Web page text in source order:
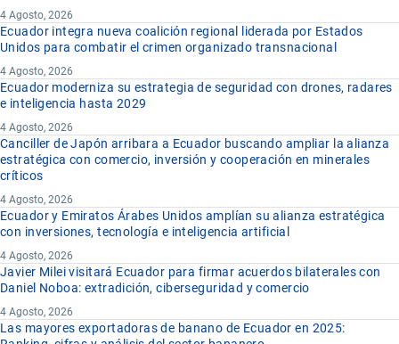
4 Agosto, 2026
Ecuador integra nueva coalición regional liderada por Estados
Unidos para combatir el crimen organizado transnacional
4 Agosto, 2026
Ecuador moderniza su estrategia de seguridad con drones, radares
e inteligencia hasta 2029
4 Agosto, 2026
Canciller de Japón arribara a Ecuador buscando ampliar la alianza
estratégica con comercio, inversión y cooperación en minerales
críticos
4 Agosto, 2026
Ecuador y Emiratos Árabes Unidos amplían su alianza estratégica
con inversiones, tecnología e inteligencia artificial
4 Agosto, 2026
Javier Milei visitará Ecuador para firmar acuerdos bilaterales con
Daniel Noboa: extradición, ciberseguridad y comercio
4 Agosto, 2026
Las mayores exportadoras de banano de Ecuador en 2025: